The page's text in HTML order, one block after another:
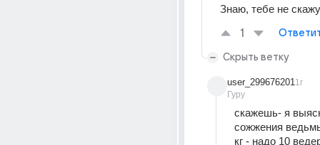
Знаю, тебе не
1
Скрыть ветку
user_299676201
Гуру
1г
скажешь- я
сожжения
кг - надо 10